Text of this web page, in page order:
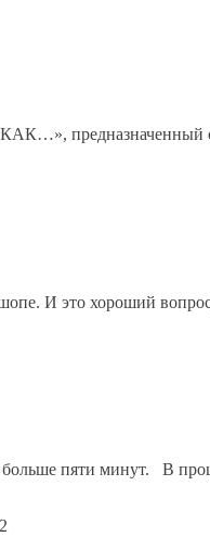
предназначенный
И это хороший
пяти минут. В
2